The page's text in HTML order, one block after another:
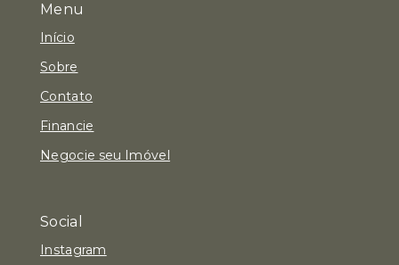
Menu
Início
Sobre
Contato
Financie
Negocie seu Imóvel
Social
Instagram